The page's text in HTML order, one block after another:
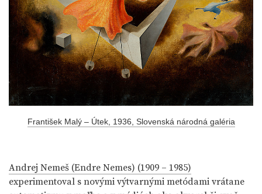
František Malý – Útek, 1936, Slovenská národná galéria
Andrej Nemeš (Endre Nemes) (1909 – 1985)
experimentoval s novými výtvarnými metódami vrátane